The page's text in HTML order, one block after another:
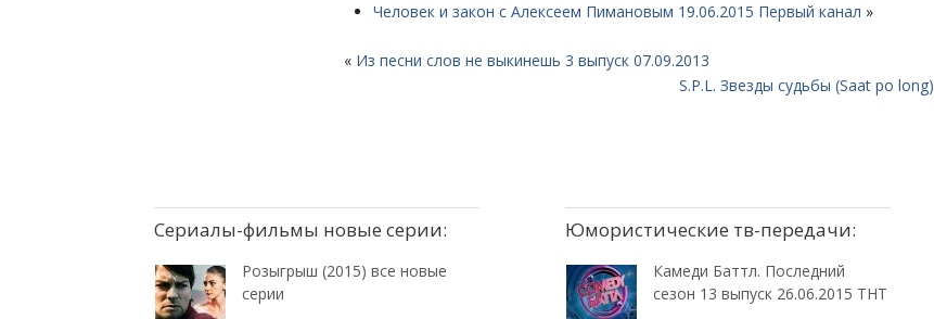
Человек и закон с Алексеем Пимановым 19.06.2015 Первый канал »
« Из песни слов не выкинешь 3 выпуск 07.09.2013
S.P.L. Звезды судьбы (Saat po long)
Сериалы-фильмы новые серии:
Розыгрыш (2015) все новые
серии
Юмористические тв-передачи:
Камеди Баттл. Последний
сезон 13 выпуск 26.06.2015 ТНТ